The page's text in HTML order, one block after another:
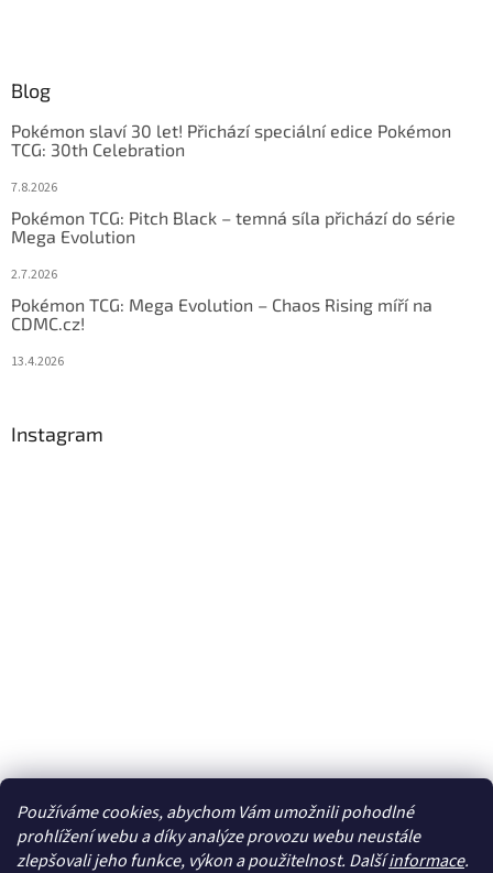
Používáme cookies, abychom Vám umožnili pohodlné
prohlížení webu a díky analýze provozu webu neustále
zlepšovali jeho funkce, výkon a použitelnost. Dalšíinformace.
Blog
Pokémon slaví 30 let! Přichází speciální edice Pokémon
TCG: 30th Celebration
7.8.2026
Pokémon TCG: Pitch Black – temná síla přichází do série
Mega Evolution
2.7.2026
Pokémon TCG: Mega Evolution – Chaos Rising míří na
CDMC.cz!
13.4.2026
Instagram
Sledovat na Instagramu